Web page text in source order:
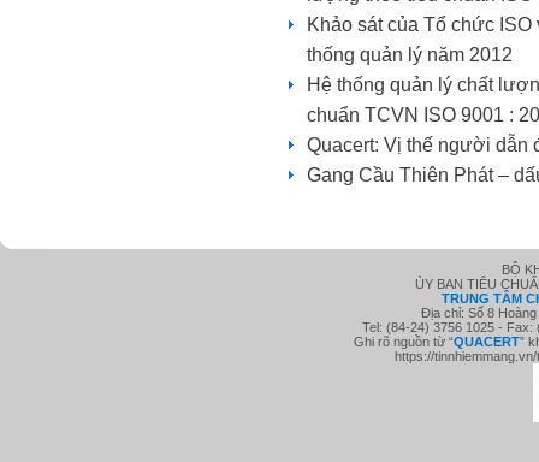
Khảo sát của Tổ chức
thống quản lý năm 2012
Hệ thống quản lý chất
chuẩn TCVN ISO 9001 :
Quacert: Vị thế người dẫn
Gang Cầu Thiên Phát –
BỘ
ỦY BAN TIÊU
TRUNG TÂM
Địa chỉ: Số 8
Tel: (84-24) 3756 1025 -
Ghi rõ nguồn từ “QUACERT”
https://